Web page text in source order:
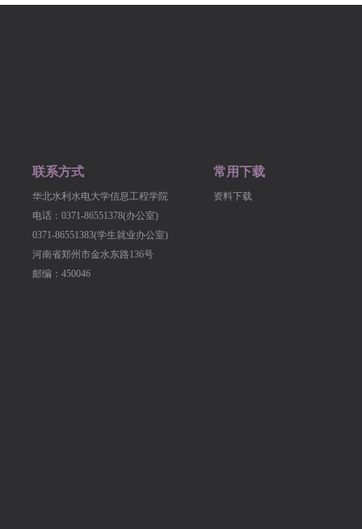
联系方式
华北水利水电大学信息工程学院
电话：0371-86551378(办公室)
0371-86551383(学生就业办公室)
河南省郑州市金水东路136号
邮编：450046
常用下载
资料下载